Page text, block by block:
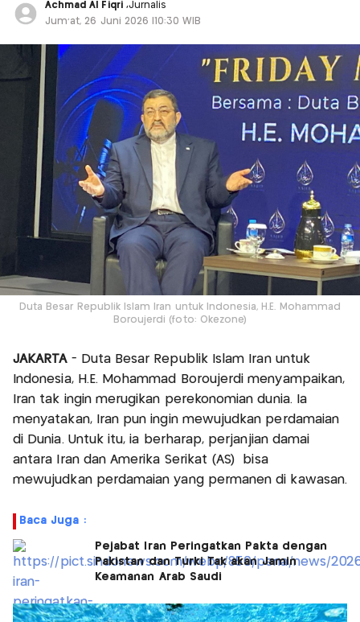
Achmad Al Fiqri ,Jurnalis
Jum'at, 26 Juni 2026 |10:30 WIB
Duta Besar Republik Islam Iran untuk Indonesia, H.E. Mohammad
Boroujerdi (foto: Okezone)
JAKARTA- Duta Besar Republik Islam Iran untuk
Indonesia, H.E. Mohammad Boroujerdi menyampaikan,
Iran tak ingin merugikan perekonomian dunia. Ia
menyatakan, Iran pun ingin mewujudkan perdamaian
di Dunia. Untuk itu, ia berharap, perjanjian damai
antara Iran dan Amerika Serikat (AS) bisa
mewujudkan perdamaian yang permanen di kawasan.
Baca Juga :
Pejabat Iran Peringatkan Pakta dengan
Pakistan dan Turki Tak akan Jamin
Keamanan Arab Saudi